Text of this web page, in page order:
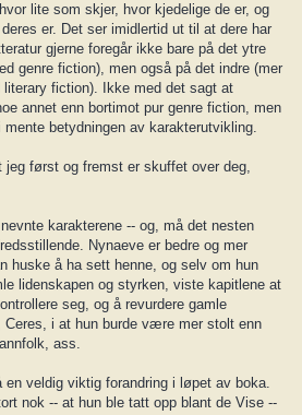
lite som skjer, hvor kjedelige de er, og
er. Det ser imidlertid ut til at dere har
gjerne foregår ikke bare på det ytre
genre fiction), men også på det indre (mer
fiction). Ikke med det sagt at
annet enn bortimot pur genre fiction, men
betydningen av karakterutvikling.
først og fremst er skuffet over deg,
karakterene -- og, må det nesten
Nynaeve er bedre og mer
huske å ha sett henne, og selv om hun
lidenskapen og styrken, viste kapitlene at
seg, og å revurdere gamle
Ceres, i at hun burde være mer stolt enn
ass.
en veldig viktig forandring i løpet av boka.
nok -- at hun ble tatt opp blant de Vise --